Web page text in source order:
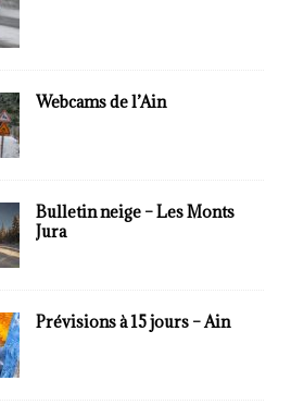
Webcams de l’Ain
Bulletin neige – Les Monts
Jura
Prévisions à 15 jours – Ain